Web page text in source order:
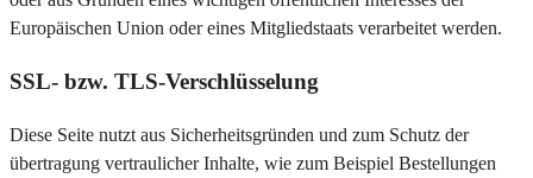
Europäischen Union oder eines Mitgliedstaats verarbeitet werden.
SSL- bzw. TLS-Verschlüsselung
Diese Seite nutzt aus Sicherheitsgründen und zum Schutz der
übertragung vertraulicher Inhalte, wie zum Beispiel Bestellungen